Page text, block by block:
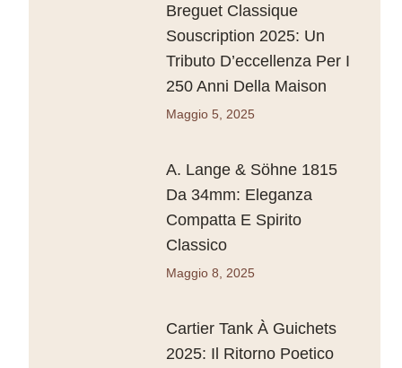
Breguet Classique
Souscription 2025: Un
Tributo D’eccellenza Per I
250 Anni Della Maison
Maggio 5, 2025
A. Lange & Söhne 1815
Da 34mm: Eleganza
Compatta E Spirito
Classico
Maggio 8, 2025
Cartier Tank À Guichets
2025: Il Ritorno Poetico